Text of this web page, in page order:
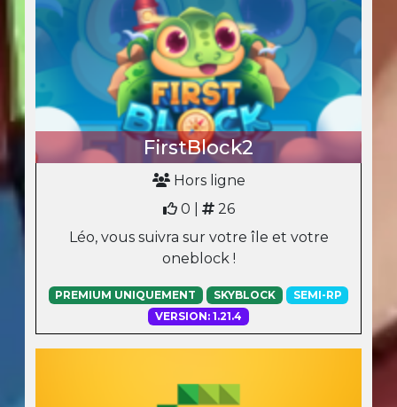
FirstBlock2
Hors ligne
0 |
26
Léo, vous suivra sur votre île et votre
oneblock !
PREMIUM UNIQUEMENT SKYBLOCK
SEMI-RP
VERSION: 1.21.4